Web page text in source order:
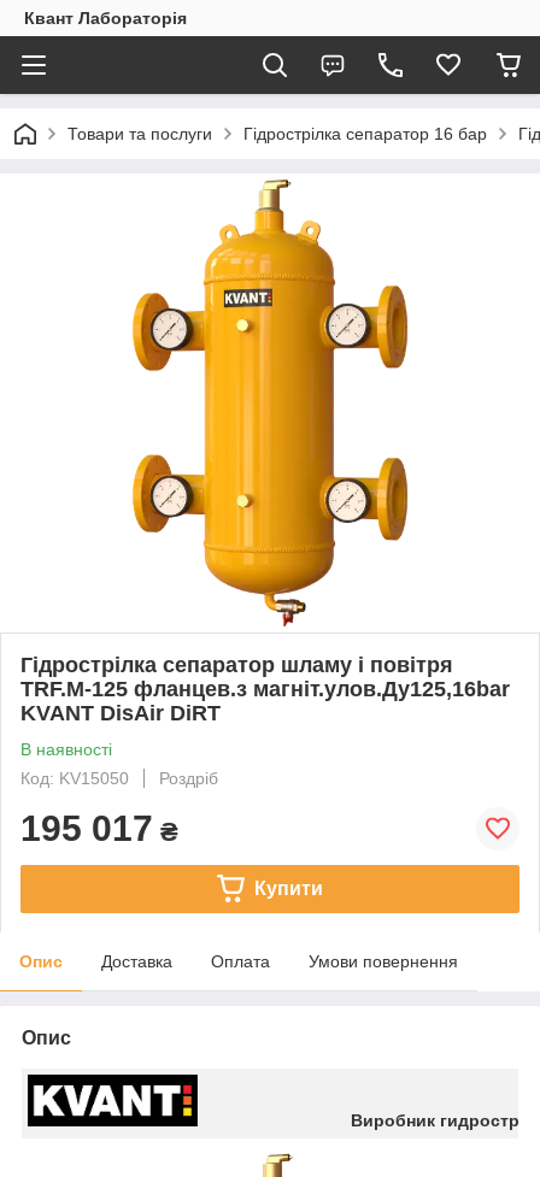
Квант Лабораторія
Товари та послуги Гідрострілка сепаратор 16 бар
Гідрострілка сепаратор шламу і повітря
TRF.M-125 фланцев.з магніт.улов.Ду125,16bar
KVANT DisAir DiRT
В наявності
Код: KV15050
Роздріб
195 017 ₴
Купити
Опис Доставка Оплата Умови повернення
Опис
Виробник